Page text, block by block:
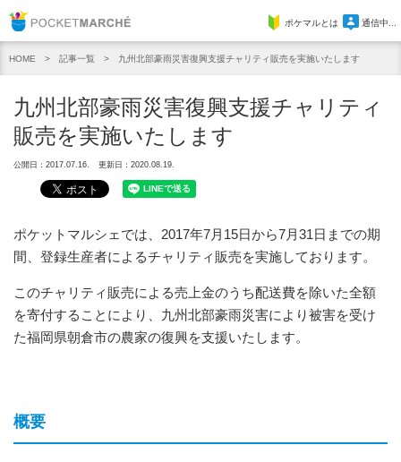
Pocket Marcheポケマルとは 通信中...
HOME 記事一覧 九州北部豪雨災害復興支援チャリティ販売を実施いたします
九州北部豪雨災害復興支援チャリティ
販売を実施いたします
公開日：2017.07.16. 更新日：2020.08.19.
ポケットマルシェでは、2017年7月15日から7月31日までの期
間、登録生産者によるチャリティ販売を実施しております。
このチャリティ販売による売上金のうち配送費を除いた全額
を寄付することにより、九州北部豪雨災害により被害を受け
た福岡県朝倉市の農家の復興を支援いたします。
概要